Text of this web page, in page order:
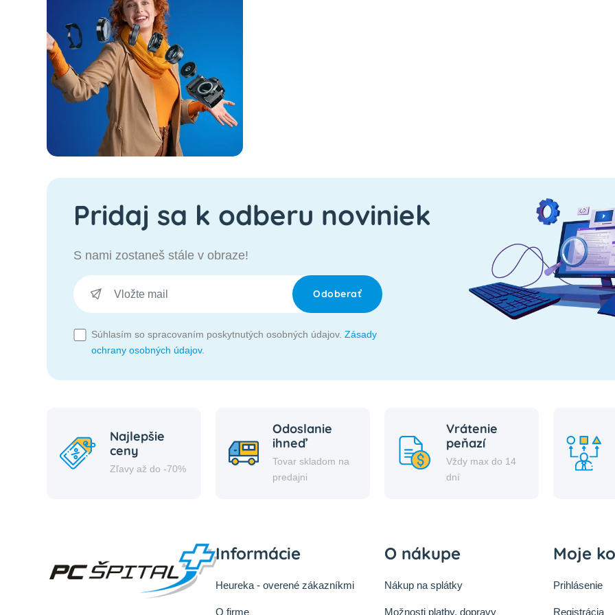
Pridaj sa k odberu noviniek
S nami zostaneš stále v obraze!
Odoberať
Súhlasím so spracovaním poskytnutých osobných údajov. Zásady
ochrany osobných údajov.
Najlepšie
ceny
Zľavy až do -70%
Odoslanie
ihneď
Tovar skladom na
predajni
Vrátenie
peňazí
Vždy max do 14
dní
Informácie
Heureka - overené zákazníkmi
O firme
O nákupe
Nákup na splátky
Možnosti platby, dopravy
Moje
Prihlásenie
Registrácia